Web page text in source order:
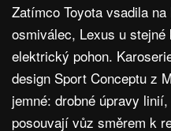
Zatímco Toyota vsadila
osmiválec, Lexus u
elektrický pohon.
design Sport Conceptu z
jemné: drobné úpravy
posouvají vůz směrem k